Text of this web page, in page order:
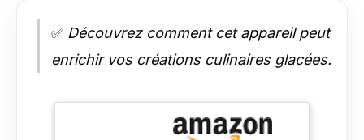
✅ Découvrez comment cet appareil peut
enrichir vos créations culinaires glacées.